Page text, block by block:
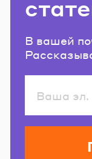
В вашей